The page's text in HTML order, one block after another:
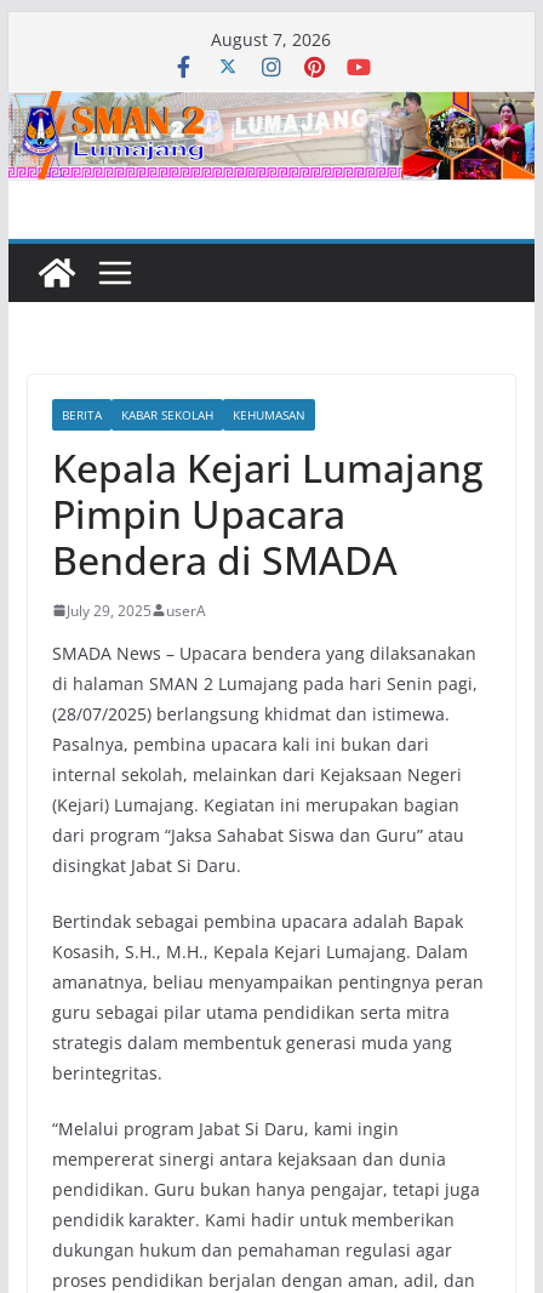
content
August 7, 2026
BERITA KABAR SEKOLAH KEHUMASAN
Kepala Kejari Lumajang
Pimpin Upacara
Bendera di SMADA
July 29, 2025 userA
SMADA News – Upacara bendera yang dilaksanakan
di halaman SMAN 2 Lumajang pada hari Senin pagi,
(28/07/2025) berlangsung khidmat dan istimewa.
Pasalnya, pembina upacara kali ini bukan dari
internal sekolah, melainkan dari Kejaksaan Negeri
(Kejari) Lumajang. Kegiatan ini merupakan bagian
dari program “Jaksa Sahabat Siswa dan Guru” atau
disingkat Jabat Si Daru.
Bertindak sebagai pembina upacara adalah Bapak
Kosasih, S.H., M.H., Kepala Kejari Lumajang. Dalam
amanatnya, beliau menyampaikan pentingnya peran
guru sebagai pilar utama pendidikan serta mitra
strategis dalam membentuk generasi muda yang
berintegritas.
“Melalui program Jabat Si Daru, kami ingin
mempererat sinergi antara kejaksaan dan dunia
pendidikan. Guru bukan hanya pengajar, tetapi juga
pendidik karakter. Kami hadir untuk memberikan
dukungan hukum dan pemahaman regulasi agar
proses pendidikan berjalan dengan aman, adil, dan